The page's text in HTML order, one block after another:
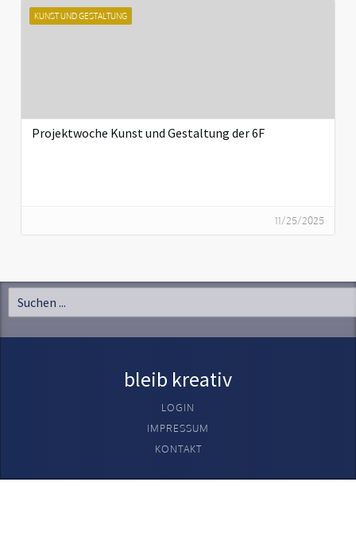
KUNST UND GESTALTUNG
Projektwoche Kunst und Gestaltung der 6F
11/25/2025
bleib kreativ
LOGIN
IMPRESSUM
KONTAKT